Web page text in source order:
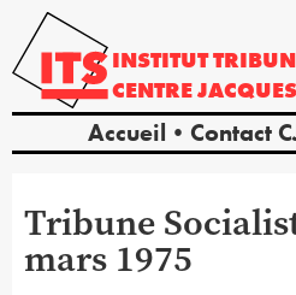
INSTITUT
CENTREJACQUES
Accueil Contact
Tribune
mars 1975